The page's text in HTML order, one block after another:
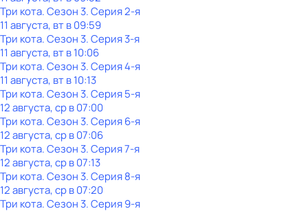
Три кота. Сезон 3. Серия 2-я
11 августа, вт в 09:59
Три кота. Сезон 3. Серия 3-я
11 августа, вт в 10:06
Три кота. Сезон 3. Серия 4-я
11 августа, вт в 10:13
Три кота. Сезон 3. Серия 5-я
12 августа, ср в 07:00
Три кота. Сезон 3. Серия 6-я
12 августа, ср в 07:06
Три кота. Сезон 3. Серия 7-я
12 августа, ср в 07:13
Три кота. Сезон 3. Серия 8-я
12 августа, ср в 07:20
Три кота. Сезон 3. Серия 9-я